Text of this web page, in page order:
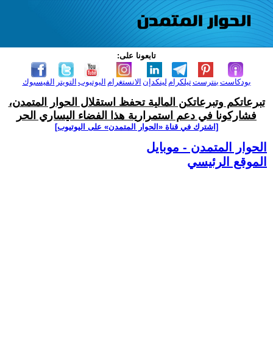
تابعونا على:
الفيسبوك التويتر اليوتيوب الانستغرام لينكدإن تيلكرامبنترست بودكاست
تبرعاتكم وتبرعاتكن المالية تحفظ استقلال الحوار المتمدن،
فشاركونا في دعم استمرارية هذا الفضاء اليساري الحر
[اشترك في قناة ‫«الحوار المتمدن» على اليوتيوب]
الحوار المتمدن - موبايل
الموقع الرئيسي